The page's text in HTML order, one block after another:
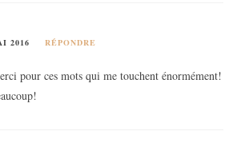
2016 RÉPONDRE
pour ces mots qui me touchent énormément!